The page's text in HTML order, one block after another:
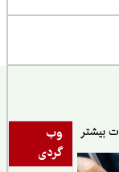
وب
گردی